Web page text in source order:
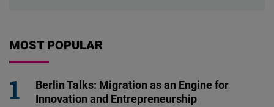
MOST POPULAR
Berlin Talks: Migration as an Engine for
Innovation and Entrepreneurship